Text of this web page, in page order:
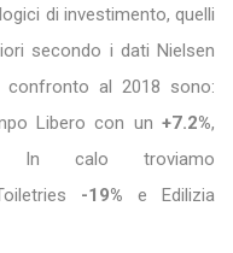
di investimento, quelli
secondo i dati Nielsen
al 2018 sono:
Libero con un+7.2%,
calo troviamo
-19% e Edilizia